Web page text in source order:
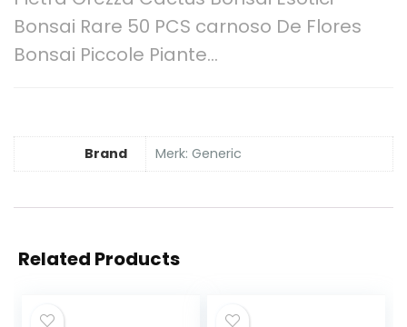
Bonsai Rare 50 PCS carnoso De Flores
Bonsai Piccole Piante…
Brand Merk: Generic
Related Products